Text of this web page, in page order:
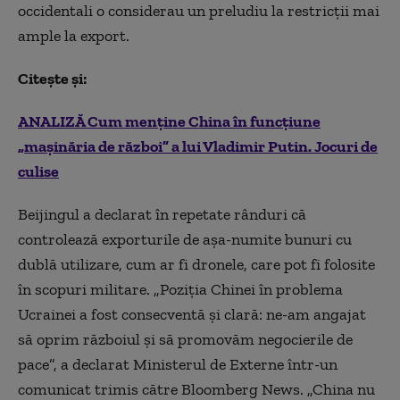
occidentali o considerau un preludiu la restricții mai
ample la export.
Citește și:
ANALIZĂ Cum menține China în funcțiune
„mașinăria de război” a lui Vladimir Putin. Jocuri de
culise
Beijingul a declarat în repetate rânduri că
controlează exporturile de așa-numite bunuri cu
dublă utilizare, cum ar fi dronele, care pot fi folosite
în scopuri militare. „Poziția Chinei în problema
Ucrainei a fost consecventă și clară: ne-am angajat
să oprim războiul și să promovăm negocierile de
pace”, a declarat Ministerul de Externe într-un
comunicat trimis către Bloomberg News. „China nu